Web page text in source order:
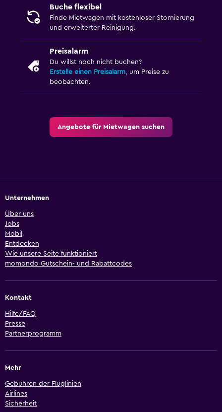
Buche flexibel
Finde Mietwagen mit kostenloser Stornierung
und erweiterter Reinigung.
Preisalarm
Du willst noch nicht buchen?
Erstelle einen Preisalarm, um Preise zu
beobachten.
Angebote für Mietwagen suchen
Unternehmen
Über uns
Jobs
Mobil
Entdecken
Wie unsere Seite funktioniert
momondo Gutschein- und Rabattcodes
Kontakt
Hilfe/FAQ
Presse
Partnerprogramm
Mehr
Gebühren der Fluglinien
Airlines
Sicherheit